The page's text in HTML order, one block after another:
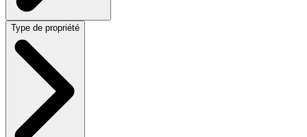
Type de propriété